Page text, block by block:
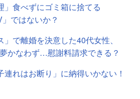
」食べずにゴミ箱に捨てる
ではないか？
で離婚を決意した40代女性、
かなわず…慰謝料請求できる？
れはお断り」に納得いかない！